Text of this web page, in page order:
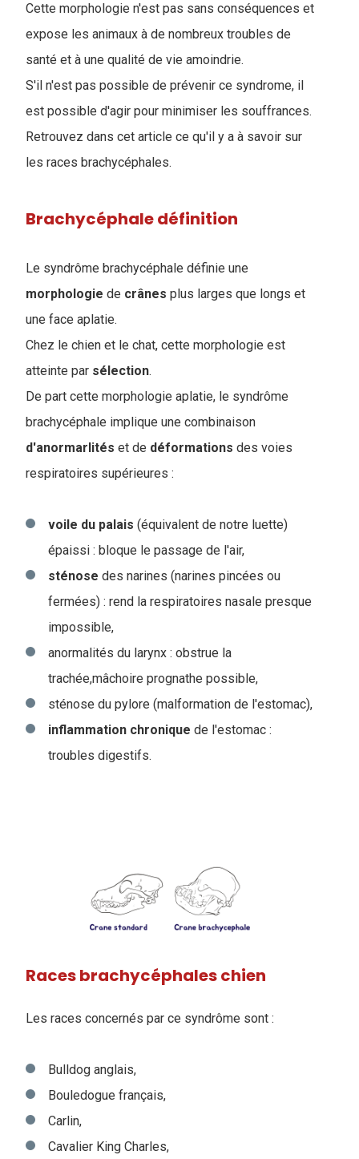
Cette morphologie n'est pas sans conséquences et
expose les animaux à de nombreux troubles de
santé et à une qualité de vie amoindrie.
S'il n'est pas possible de prévenir ce syndrome, il
est possible d'agir pour minimiser les souffrances.
Retrouvez dans cet article ce qu'il y a à savoir sur
les races brachycéphales.
Brachycéphale définition
Le syndrôme brachycéphale définie une
morphologie de crânes plus larges que longs et
une face aplatie.
Chez le chien et le chat, cette morphologie est
atteinte par sélection.
De part cette morphologie aplatie, le syndrôme
brachycéphale implique une combinaison
d'anormarlités et de déformations des voies
respiratoires supérieures :
voile du palais (équivalent de notre luette)
épaissi : bloque le passage de l'air,
sténose des narines (narines pincées ou
fermées) : rend la respiratoires nasale presque
impossible,
anormalités du larynx : obstrue la
trachée,mâchoire prognathe possible,
sténose du pylore (malformation de l'estomac),
inflammation chronique de l'estomac :
troubles digestifs.
Races brachycéphales chien
Les races concernés par ce syndrôme sont :
Bulldog anglais,
Bouledogue français,
Carlin,
Cavalier King Charles,